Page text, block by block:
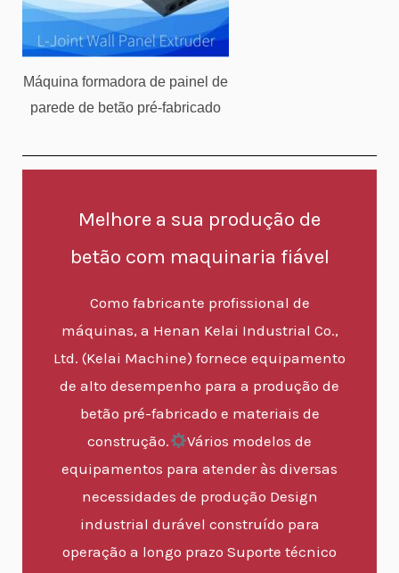
Máquina formadora de painel de
parede de betão pré-fabricado
Melhore a sua produção de
betão com maquinaria fiável
Como fabricante profissional de
máquinas, a Henan Kelai Industrial Co.,
Ltd. (Kelai Machine) fornece equipamento
de alto desempenho para a produção de
betão pré-fabricado e materiais de
construção.
Vários modelos de
equipamentos para atender às diversas
necessidades de produção Design
industrial durável construído para
operação a longo prazo Suporte técnico